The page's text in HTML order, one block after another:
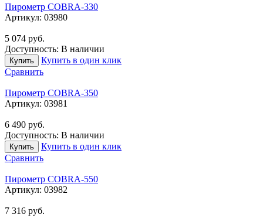
Пирометр COBRA-330
Артикул: 03980
5 074 руб.
Доступность: В наличии
Купить
Купить в один клик
Сравнить
Пирометр COBRA-350
Артикул: 03981
6 490 руб.
Доступность: В наличии
Купить
Купить в один клик
Сравнить
Пирометр COBRA-550
Артикул: 03982
7 316 руб.